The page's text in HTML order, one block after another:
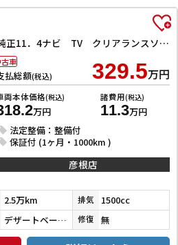
e：HEVクロスター ETC 純正11．4ナビ TV クリアランスソナー オートクルーズコントロール レーンアシスト 衝突被害軽減システム 両側電動スライドドア オートライト LEDヘッドランプ
払総額(税込) 329.5万円
両本体価格(税込)
万円
諸費用(税込)
11.3万円
法定整備：整備付
保証付 (1ヶ月・1000km )
車
彦根店
2.5万km 排気 1500cc
デザートベージュパール 修復 無